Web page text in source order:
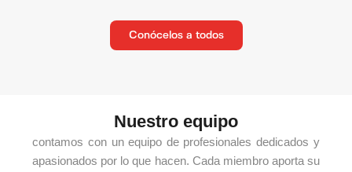
Conócelos a todos
Nuestro equipo
contamos con un equipo de profesionales dedicados y
apasionados por lo que hacen. Cada miembro aporta su